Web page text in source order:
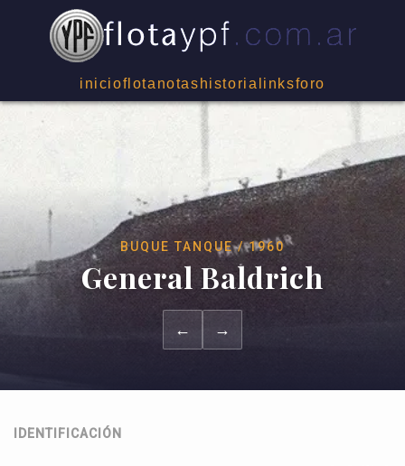
inicioflota notas historia linksforo
BUQUE TANQUE / 1960
General Baldrich
← →
IDENTIFICACIÓN